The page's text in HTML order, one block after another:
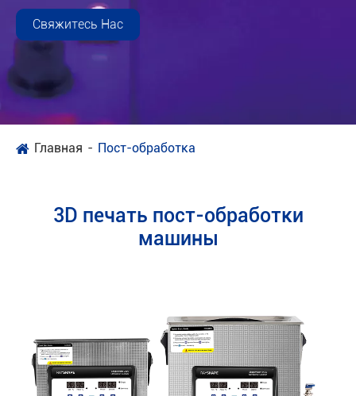
Свяжитесь Нас
Главная Пост-обработка
3D печать пост-обработки
машины